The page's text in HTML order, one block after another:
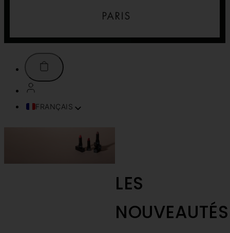
FRANÇAIS
LES
NOUVEAUTÉS